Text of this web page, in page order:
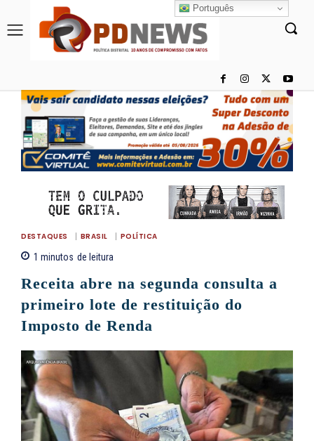
DESTAQUES BRASIL POLÍTICA
1 minutos de leitura
Receita abre na segunda consulta a
primeiro lote de restituição do
Imposto de Renda
Português